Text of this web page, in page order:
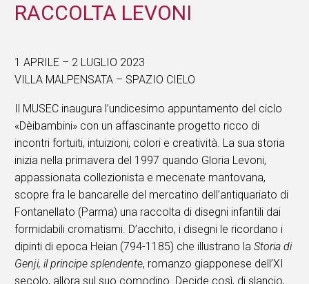
IT
RACCOLTA LEVONI
1 APRILE – 2 LUGLIO 2023
VILLA MALPENSATA – SPAZIO CIELO
Il MUSEC inaugura l’undicesimo appuntamento del ciclo
«Dèibambini» con un affascinante progetto ricco di
incontri fortuiti, intuizioni, colori e creatività. La sua storia
inizia nella primavera del 1997 quando Gloria Levoni,
appassionata collezionista e mecenate mantovana,
scopre fra le bancarelle del mercatino dell’antiquariato di
Fontanellato (Parma) una raccolta di disegni infantili dai
formidabili cromatismi. D’acchito, i disegni le ricordano i
dipinti di epoca Heian (794-1185) che illustrano la Storia di
Genji, il principe splendente, romanzo giapponese dell’XI
secolo, allora sul suo comodino. Decide così, di slancio,